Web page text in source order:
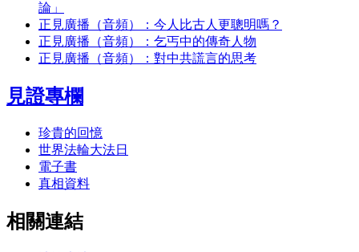
論」
正見廣播（音頻）：今人比古人更聰明嗎？
正見廣播（音頻）：乞丐中的傳奇人物
正見廣播（音頻）：對中共謊言的思考
見證專欄
珍貴的回憶
世界法輪大法日
電子書
真相資料
相關連結